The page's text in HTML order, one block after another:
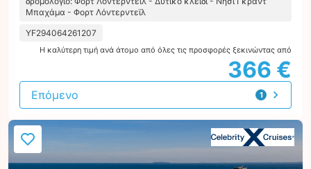
Μπαχάμα - Φορτ Λόντερντεϊλ
YF294064261207
Η καλύτερη τιμή ανά άτομο από όλες τις προσφορές ξεκινώντας από
366 €
1
προσφορά
Επόμενο